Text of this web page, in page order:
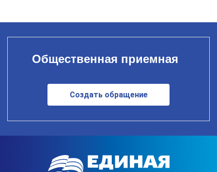
Общественная приемная
Создать обращение